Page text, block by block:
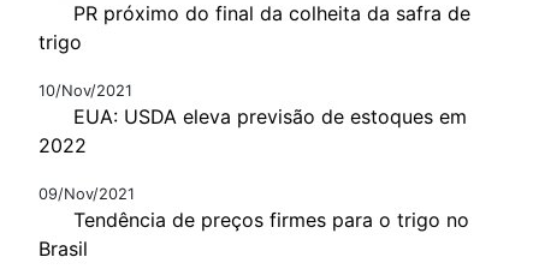
PR próximo do final da colheita da safra de
trigo
10/Nov/2021
EUA: USDA eleva previsão de estoques em
2022
09/Nov/2021
Tendência de preços firmes para o trigo no
Brasil